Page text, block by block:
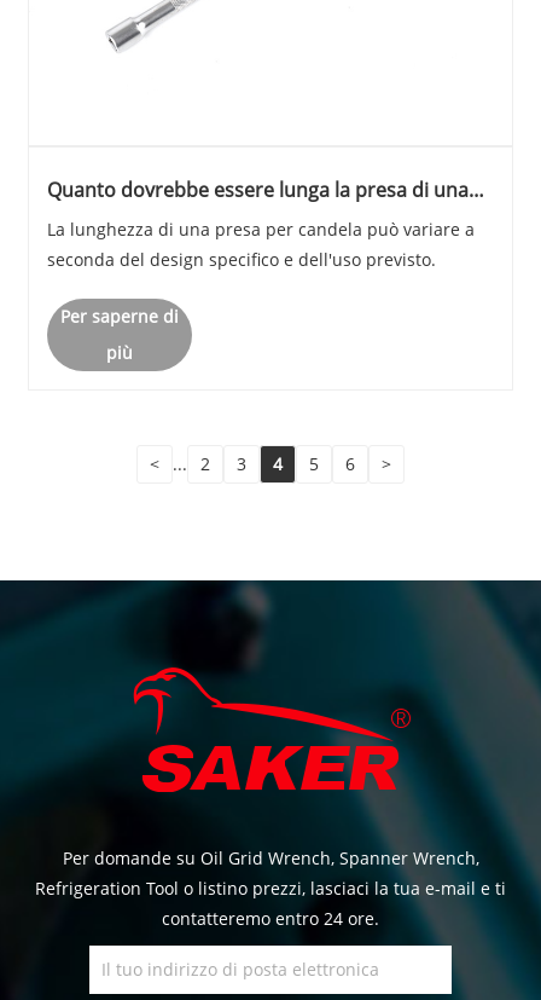
Quanto dovrebbe essere lunga la presa di una
La lunghezza di una presa per candela può variare a
seconda del design specifico e dell'uso previsto.
Per saperne di
più
< ... 2 3 4 5 6 >
Per domande su Oil Grid Wrench, Spanner Wrench,
Refrigeration Tool o listino prezzi, lasciaci la tua e-mail e ti
contatteremo entro 24 ore.